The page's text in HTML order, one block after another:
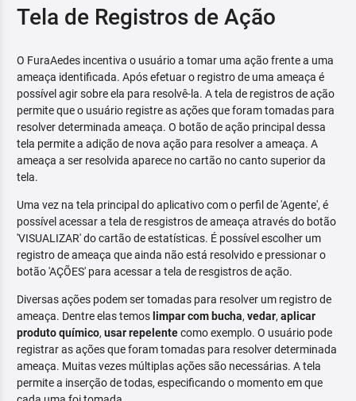
Tela de Registros de Ação
O FuraAedes incentiva o usuário a tomar uma ação frente a uma
ameaça identificada. Após efetuar o registro de uma ameaça é
possível agir sobre ela para resolvê-la. A tela de registros de ação
permite que o usuário registre as ações que foram tomadas para
resolver determinada ameaça. O botão de ação principal dessa
tela permite a adição de nova ação para resolver a ameaça. A
ameaça a ser resolvida aparece no cartão no canto superior da
tela.
Uma vez na tela principal do aplicativo com o perfil de 'Agente', é
possível acessar a tela de resgistros de ameaça através do botão
'VISUALIZAR' do cartão de estatísticas. É possível escolher um
registro de ameaça que ainda não está resolvido e pressionar o
botão 'AÇÕES' para acessar a tela de resgistros de ação.
Diversas ações podem ser tomadas para resolver um registro de
ameaça. Dentre elas temos limpar com bucha, vedar, aplicar
produto químico, usar repelentecomo exemplo. O usuário pode
registrar as ações que foram tomadas para resolver determinada
ameaça. Muitas vezes múltiplas ações são necessárias. A tela
permite a inserção de todas, especificando o momento em que